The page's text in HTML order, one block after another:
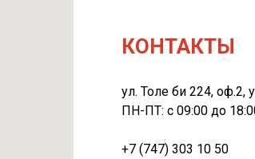
КОНТАКТЫ
ул. Толе би 224, оф.2,
ПН-ПТ: с 09:00 до
+7 (747) 303 10 50